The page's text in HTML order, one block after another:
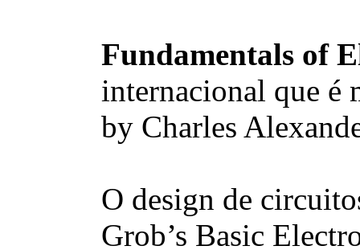
Fundamentals of
internacional que é
by Charles
O design de
Grob’s Basic